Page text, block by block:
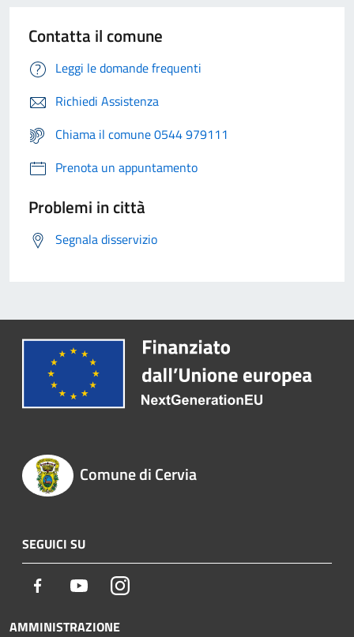
Contatta il comune
Leggi le domande frequenti
Richiedi Assistenza
Chiama il comune 0544 979111
Prenota un appuntamento
Problemi in città
Segnala disservizio
Comune di Cervia
SEGUICI SU
Facebook YoutubeInstagram
AMMINISTRAZIONE